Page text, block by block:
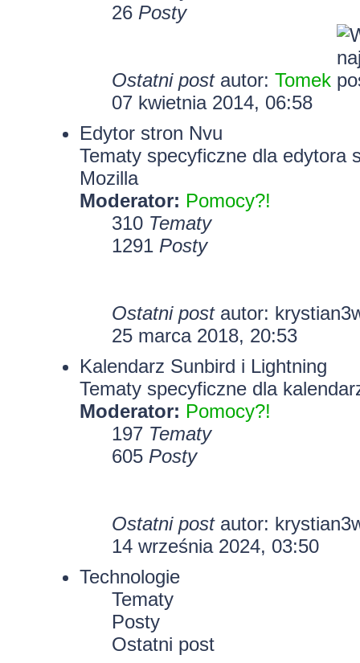
26 Posty
Ostatni postautor: Tomek
07 kwietnia 2014, 06:58
Edytor stron Nvu
Tematy specyficzne dla edytora
Mozilla
Moderator: Pomocy?!
310 Tematy
1291 Posty
Ostatni postautor:
25 marca 2018, 20:53
Kalendarz Sunbird i Lightning
Tematy specyficzne dla
Moderator: Pomocy?!
197 Tematy
605 Posty
Ostatni postautor:
14 września 2024, 03:50
Technologie
Tematy
Posty
Ostatni post